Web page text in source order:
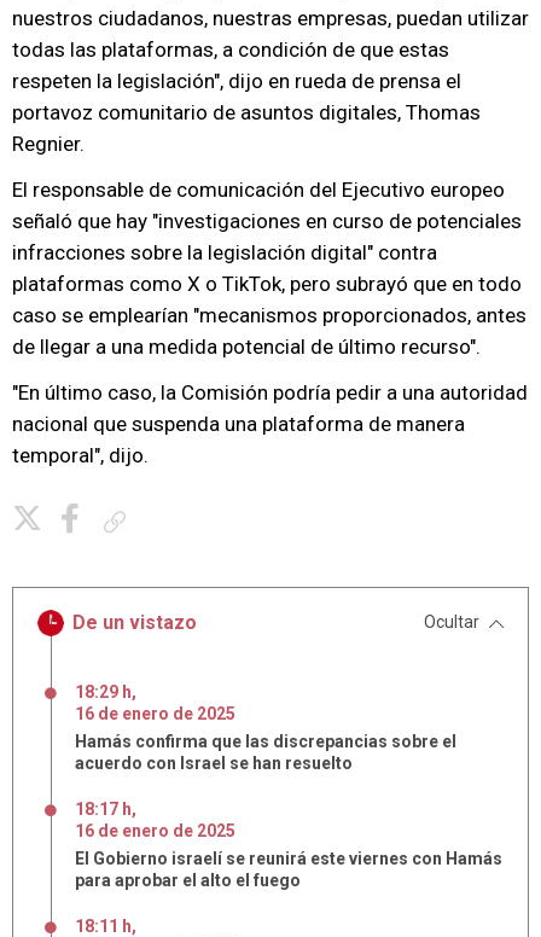
nuestros ciudadanos, nuestras empresas, puedan utilizar
todas las plataformas, a condición de que estas
respeten la legislación", dijo en rueda de prensa el
portavoz comunitario de asuntos digitales, Thomas
Regnier.
El responsable de comunicación del Ejecutivo europeo
señaló que hay "investigaciones en curso de potenciales
infracciones sobre la legislación digital" contra
plataformas como X o TikTok, pero subrayó que en todo
caso se emplearían "mecanismos proporcionados, antes
de llegar a una medida potencial de último recurso".
"En último caso, la Comisión podría pedir a una autoridad
nacional que suspenda una plataforma de manera
temporal", dijo.
De un vistazo Ocultar
18:29 h,
16 de enero de 2025
Hamás confirma que las discrepancias sobre el
acuerdo con Israel se han resuelto
18:17 h,
16 de enero de 2025
El Gobierno israelí se reunirá este viernes con Hamás
para aprobar el alto el fuego
18:11 h,